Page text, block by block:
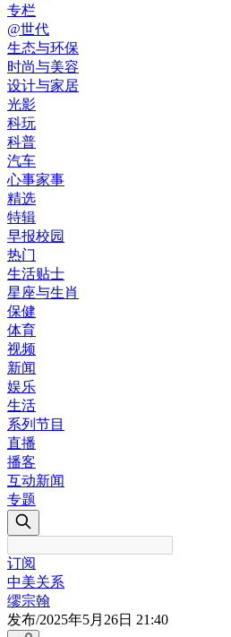
专栏
@世代
生态与环保
时尚与美容
设计与家居
光影
科玩
科普
汽车
心事家事
精选
特辑
早报校园
热门
生活贴士
星座与生肖
保健
体育
视频
新闻
娱乐
生活
系列节目
直播
播客
互动新闻
专题
订阅
中美关系
缪宗翰
发布/2025年5月26日 21:40